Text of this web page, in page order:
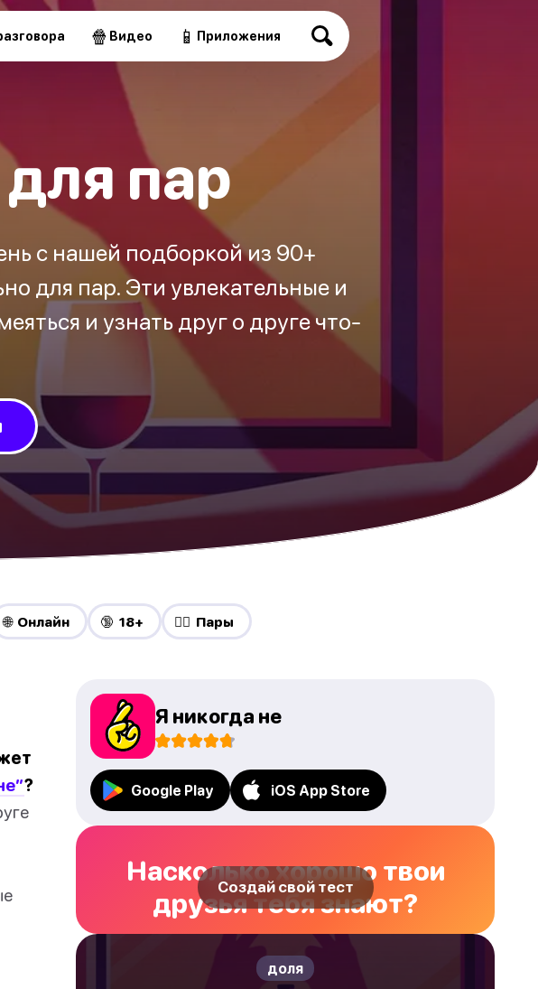
🍿 Видео 📱 Приложения
пар
с нашей подборкой из 90+
для пар. Эти увлекательные и
и узнать друг о друге что-
🌐 Онлайн 🔞 18+ ❤️‍🔥 Пары
?
Я никогда не
Google Play iOS App Store
Насколько хорошо твои
друзья тебя знают?
Создай свой тест
доля